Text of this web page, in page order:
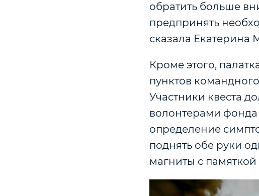
обратить больше
предпринять
сказала
Кроме этого,
пунктов
Участники квеста
волонтерами
определение
поднять обе руки
магниты с